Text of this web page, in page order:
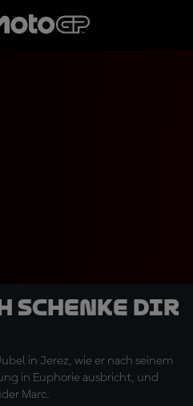
schenke dir
in Jerez, wie er nach seinem
in Euphorie ausbricht, und
Marc.